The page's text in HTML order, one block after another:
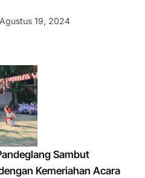
Agustus 19, 2024
Sambut
Kemeriahan Acara